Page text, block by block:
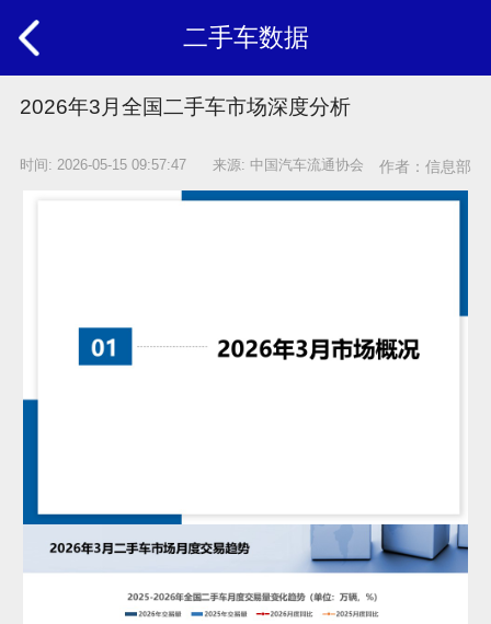
二手车数据
2026年3月全国二手车市场深度分析
时间: 2026-05-15 09:57:47 来源: 中国汽车流通协会 作者：信息部